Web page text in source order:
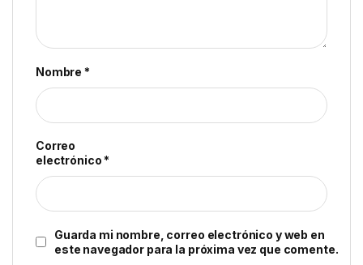
Nombre*
Correo
electrónico*
Guarda mi nombre, correo electrónico y web en
este navegador para la próxima vez que comente.